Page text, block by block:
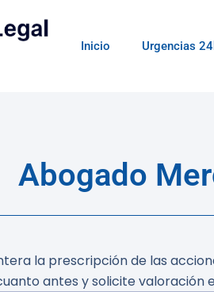
Inicio Urgencias
Abogado
la prescripción de las
antes y solicite valoración